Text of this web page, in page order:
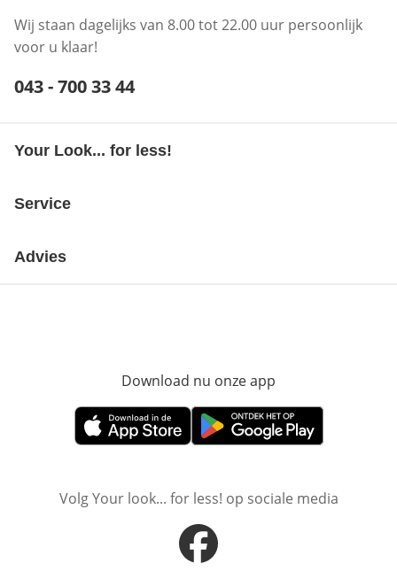
Wij staan dagelijks van 8.00 tot 22.00 uur persoonlijk
voor u klaar!
Telefoonnummer:
043 - 700 33 44
Your Look... for less!
Service
Advies
Download nu onze app
Opent in nieuw vensterOpent in nieuw venster
Volg Your look... for less! op sociale media
Opent in nieuw venster